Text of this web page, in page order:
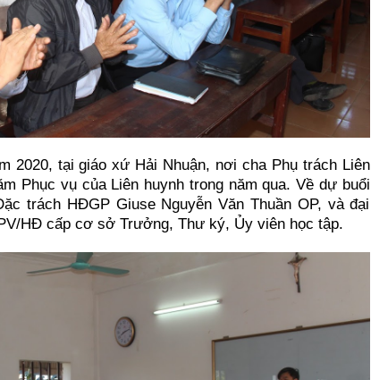
2020, tại giáo xứ Hải Nhuận, nơi cha Phụ trách Liên
Phục vụ của Liên huynh trong năm qua. Về dự buổi
trách HĐGP Giuse Nguyễn Văn Thuần OP, và đại
HĐ cấp cơ sở Trưởng, Thư ký, Ủy viên học tập.